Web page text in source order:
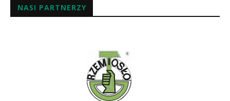
NASI PARTNERZY